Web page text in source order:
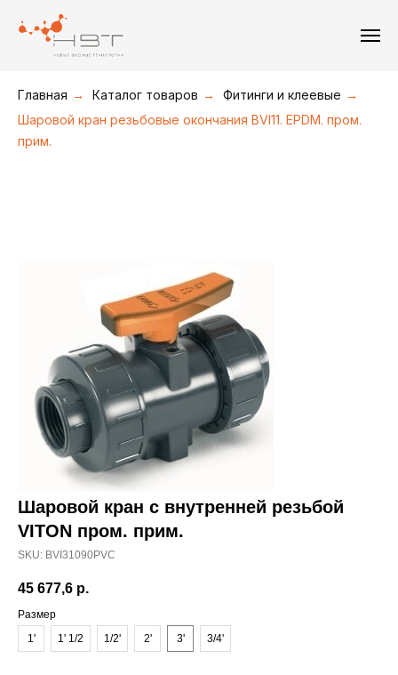
Главная → Каталог товаров → Фитинги и клеевые →
Шаровой кран резьбовые окончания BVI11. EPDM. пром.
прим.
Шаровой кран c внутренней резьбой
VITON пром. прим.
SKU: BVI31090PVC
45 677,6 р.
Размер
1'
1' 1/2 1/2' 2' 3' 3/4'